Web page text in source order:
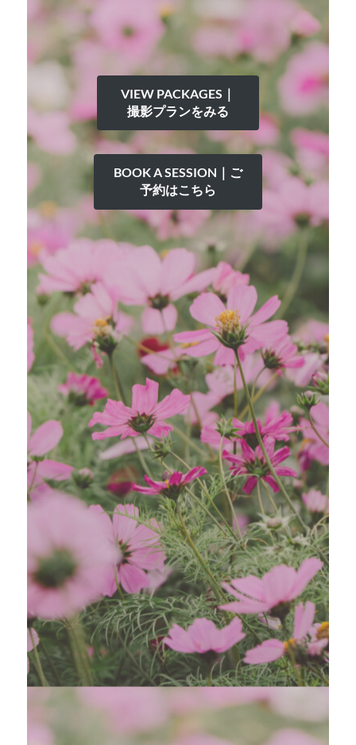
VIEW PACKAGES｜
撮影プランをみる
BOOK A SESSION｜ご
予約はこちら